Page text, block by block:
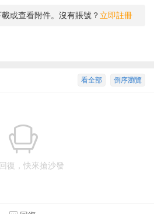
或查看附件。沒有賬號？ 立即註冊
倒序瀏覽
看全部
復，快來搶沙發